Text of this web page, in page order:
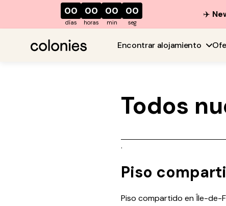
00
días
00
horas
00
min
00
seg
✈️
Encontrar alojamiento
Todos
.
Piso
Piso compartido en Île-de-